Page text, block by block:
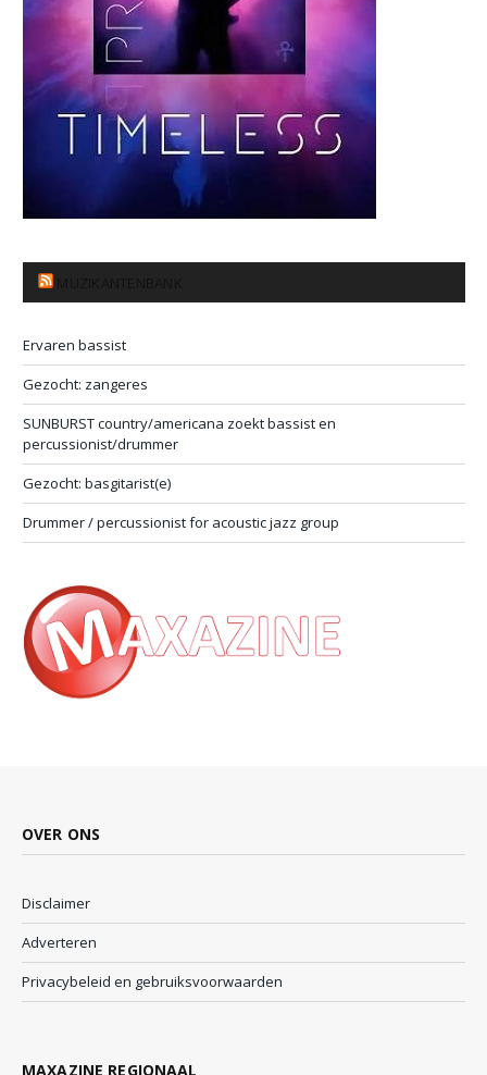
Ervaren bassist
Gezocht: zangeres
SUNBURST country/americana zoekt bassist en
percussionist/drummer
Gezocht: basgitarist(e)
Drummer / percussionist for acoustic jazz group
OVER ONS
Disclaimer
Adverteren
Privacybeleid en gebruiksvoorwaarden
MAXAZINE REGIONAAL